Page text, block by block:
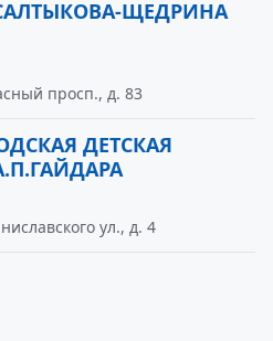
ЩЕДРИНА
просп., д. 83
ДЕТСКАЯ
ул., д. 4